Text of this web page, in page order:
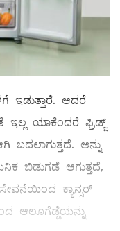
ಇಡುತ್ತಾರೆ. ಆದರೆ
ಇಲ್ಲ ಯಾಕೆಂದರೆ ಫ್ರಿಡ್ಜ್
ಬದಲಾಗುತ್ತದೆ. ಅನ್ನು
ಬಿಡುಗಡೆ ಆಗುತ್ತದೆ,
ಕ್ಯಾನ್ಸರ್
ಆಲೂಗೆಡ್ಡೆಯನ್ನು